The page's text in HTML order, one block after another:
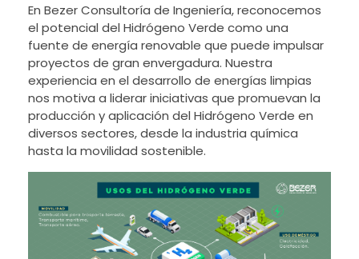
En Bezer Consultoría de Ingeniería, reconocemos
el potencial del Hidrógeno Verde como una
fuente de energía renovable que puede impulsar
proyectos de gran envergadura. Nuestra
experiencia en el desarrollo de energías limpias
nos motiva a liderar iniciativas que promuevan la
producción y aplicación del Hidrógeno Verde en
diversos sectores, desde la industria química
hasta la movilidad sostenible.